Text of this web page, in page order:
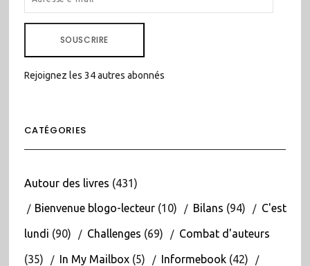
E-
SOUSCRIRE
Rejoignez les 34 autres abonnés
CATÉGORIES
Autour des livres (431)
Bienvenue blogo-lecteur(10) Bilans (94) C'est
lundi (90) Challenges (69) Combat d'auteurs
(35) In My Mailbox(5) Informebook(42)